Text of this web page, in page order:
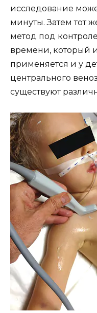
исследование
минуты. Затем тот
метод под
времени, который
применяется и у
центрального
существуют